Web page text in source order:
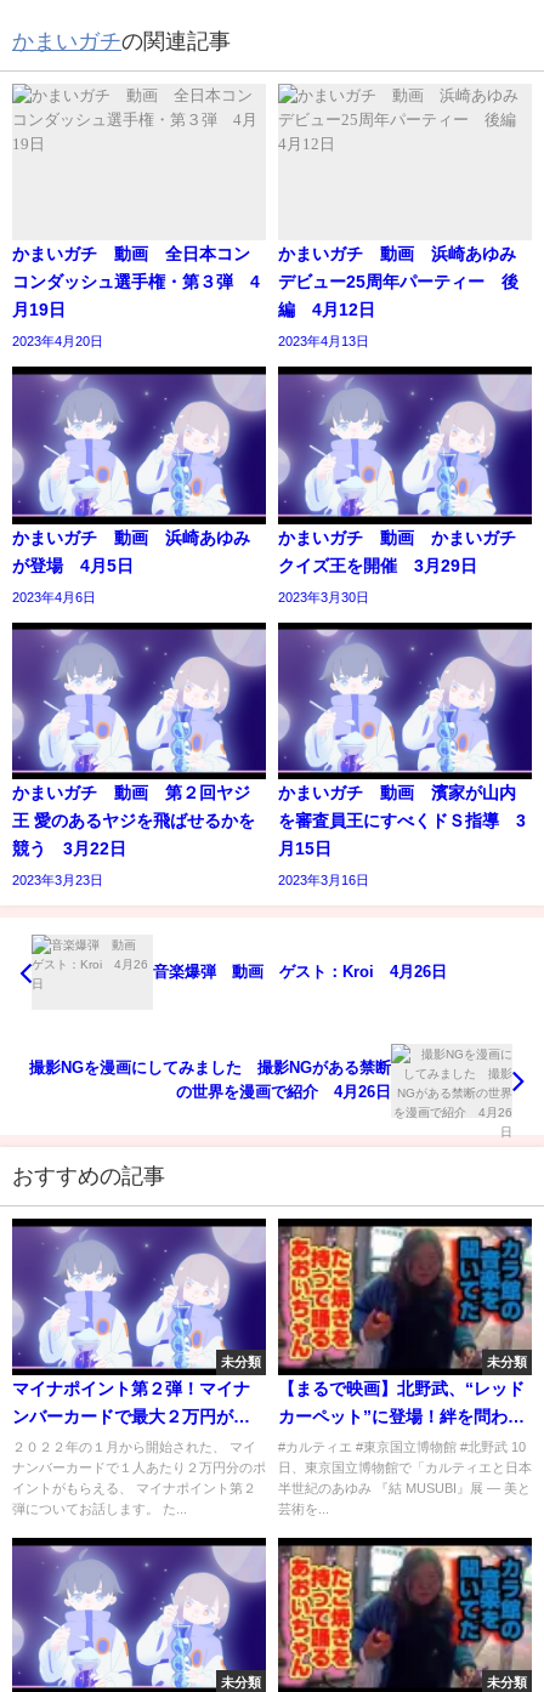
かまいガチの関連記事
かまいガチ 動画 全日本コン
コンダッシュ選手権・第３弾 4
月19日
2023年4月20日
かまいガチ 動画 浜崎あゆみ
デビュー25周年パーティー 後
編 4月12日
2023年4月13日
かまいガチ 動画 浜崎あゆみ
が登場 4月5日
2023年4月6日
かまいガチ 動画 かまいガチ
クイズ王を開催 3月29日
2023年3月30日
かまいガチ 動画 第２回ヤジ
王 愛のあるヤジを飛ばせるかを
競う 3月22日
2023年3月23日
かまいガチ 動画 濱家が山内
を審査員王にすべくドＳ指導 3
月15日
2023年3月16日
音楽爆弾 動画 ゲスト：Kroi 4月26日
撮影NGを漫画にしてみました 撮影NGがある禁断
の世界を漫画で紹介 4月26日
おすすめの記事
未分類
マイナポイント第２弾！マイナ
ンバーカードで最大２万円がも
らえるけど申請はまだするな！
２０２２年の１月から開始された、 マイ
ナンバーカードで１人あたり２万円分のポ
イントがもらえる、 マイナポイント第２
弾についてお話します。 た...
未分類
【まるで映画】北野武、“レッド
カーペット”に登場！絆を問わ
れ“たけし節”が全開 「カルテ
ィエと日本 半世紀のあゆみ 『結
MUSUBI』展 ― 美と芸術をめぐ
#カルティエ #東京国立博物館 #北野武 10
日、東京国立博物館で「カルティエと日本
半世紀のあゆみ 『結 MUSUBI』展 ― 美と
芸術を...
未分類 未分類